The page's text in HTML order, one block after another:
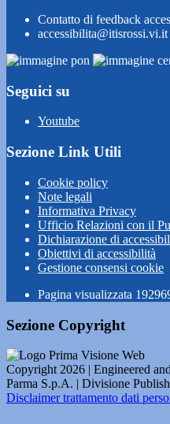
Contatto di feedback
accessibilita@itisrossi.vi.it
Seguici su
Youtube
Sezione Link Utili
Cookie policy
Note legali
Informativa Privacy
Ufficio Relazioni con il
Dichiarazione di
Obiettivi di accessibilità
Gestione consensi cookie
Pagina visualizzata
Sezione Copyright
Copyright 2026 | Engineered
Parma S.p.A. | Divisione
Disclaimer trattamento dati